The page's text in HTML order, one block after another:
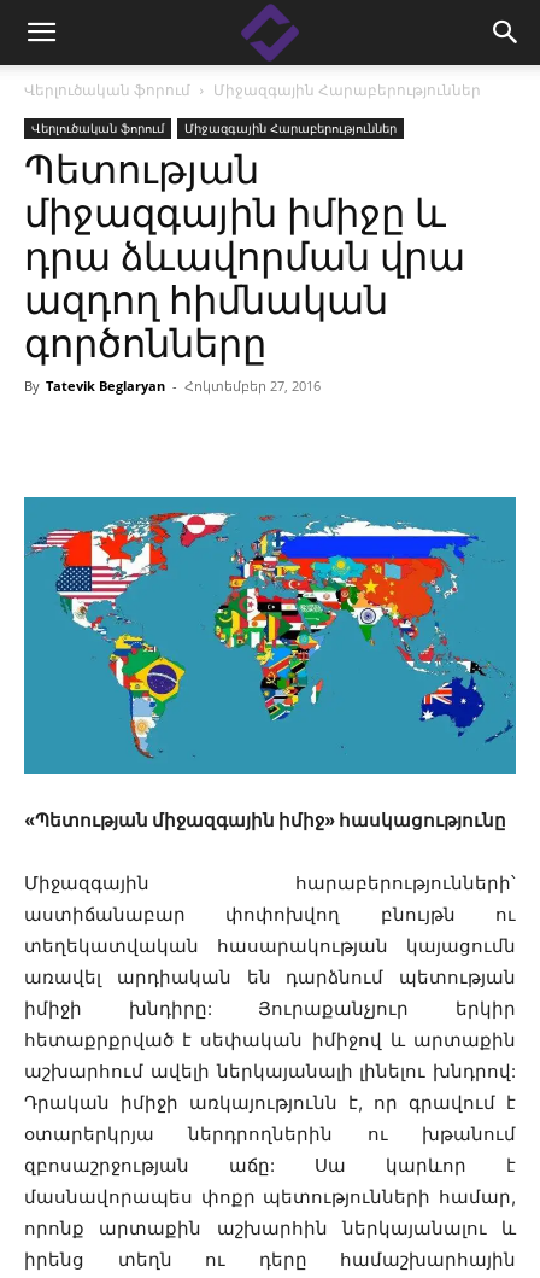
Վերլուծական ֆորում Միջազգային Հարաբերություններ
Վերլուծական ֆորում Միջազգային Հարաբերություններ
Պետության
միջազգային իմիջը և
դրա ձևավորման վրա
ազդող հիմնական
գործոնները
By Tatevik Beglaryan - Հոկտեմբեր 27, 2016
«Պետության միջազգային իմիջ» հասկացությունը
Միջազգային հարաբերությունների՝
աստիճանաբար փոփոխվող բնույթն ու
տեղեկատվական հասարակության կայացումն
առավել արդիական են դարձնում պետության
իմիջի խնդիրը: Յուրաքանչյուր երկիր
հետաքրքրված է սեփական իմիջով և արտաքին
աշխարհում ավելի ներկայանալի լինելու խնդրով:
Դրական իմիջի առկայությունն է, որ գրավում է
օտարերկրյա ներդրողներին ու խթանում
զբոսաշրջության աճը: Սա կարևոր է
մասնավորապես փոքր պետությունների համար,
որոնք արտաքին աշխարհին ներկայանալու և
իրենց տեղն ու դերը համաշխարհային